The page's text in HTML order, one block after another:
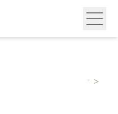
Komplette Schlafzimmer >